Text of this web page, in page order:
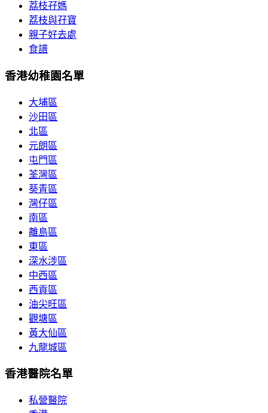
荔枝孖媽
荔枝與孖寶
親子好去處
食譜
香港幼稚園名單
大埔區
沙田區
北區
元朗區
屯門區
荃灣區
葵青區
灣仔區
南區
離島區
東區
深水涉區
中西區
西貢區
油尖旺區
觀塘區
黃大仙區
九龍城區
香港醫院名單
私營醫院